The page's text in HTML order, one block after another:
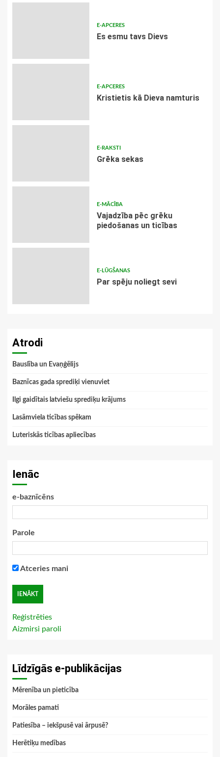
E-APCERES
Es esmu tavs Dievs
E-APCERES
Kristietis kā Dieva namturis
E-RAKSTI
Grēka sekas
E-MĀCĪBA
Vajadzība pēc grēku
piedošanas un ticības
E-LŪGŠANAS
Par spēju noliegt sevi
Atrodi
Bauslība un Evaņģēlijs
Baznīcas gada sprediķi vienuviet
Ilgi gaidītais latviešu sprediķu krājums
Lasāmviela ticības spēkam
Luteriskās ticības apliecības
Ienāc
e-baznīcēns
Parole
Atceries mani
Reģistrēties
Aizmirsi paroli
Līdzīgās e-publikācijas
Mērenība un pieticība
Morāles pamati
Patiesība – iekšpusē vai ārpusē?
Herētiķu medības